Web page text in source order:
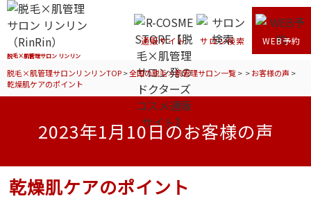
脱毛×肌管理サロン リンリン
通販サイト サロン検索 WEB予約
脱毛×肌管理サロンリンリンTOP>全国の脱毛×肌管理サロン一覧> >お客様の声 >
乾燥肌ケアのポイント
2023年1月10日のお客様の声
乾燥肌ケアのポイント